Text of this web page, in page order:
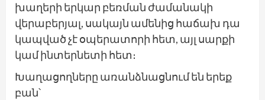
խաղերի երկար բեռման ժամանակի
վերաբերյալ, սակայն ամենից հաճախ դա
կապված չէ օպերատորի հետ, այլ սարքի
կամ ինտերնետի հետ։
Խաղացողները առանձնացնում են երեք
բան՝